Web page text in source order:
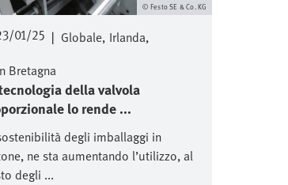
01/25 | Globale Irlanda
Bretagna
della valvola
lo rende ...
degli imballaggi in
ne sta aumentando l’utilizzo, al
degli ...
Festo SE & Co. KG